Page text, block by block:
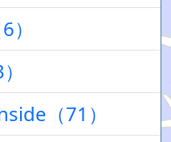
（71）